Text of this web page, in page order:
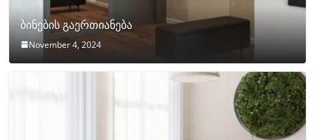
ბინების გაერთიანება
November 4, 2024